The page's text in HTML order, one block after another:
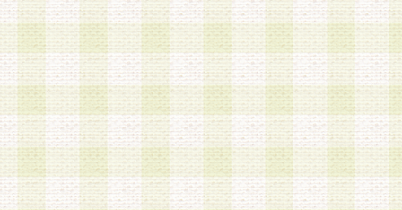
録を行うものとします。なお、義務教育学齢に該
者については、登録時に 当社が別途定める方法
権者による承認手続きを行うものとします。
第3条 会員の登録方法
1.会員登録手続きは、会員登録希望者本人が行う
る登録は一切認められないものとします。
2.会員登録希望者は、本規約に同意の後、当社指
画 面」において、当社が指定する必要事項を入